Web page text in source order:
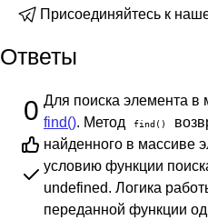
Присоединяйтесь к
Ответы
0 Для поиска элемента в
find(). Метод find()
найденного в массиве
условию функции
undefined. Логика
переданной функции